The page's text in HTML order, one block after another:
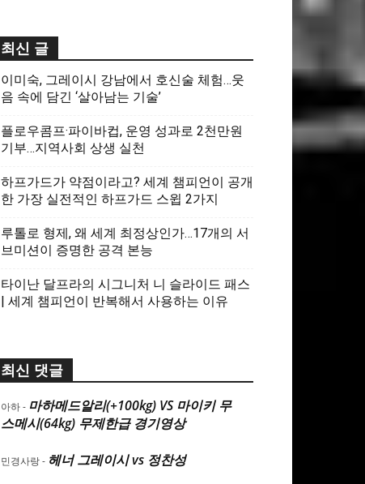
최신 글
이미숙, 그레이시 강남에서 호신술 체험…웃
음 속에 담긴 ‘살아남는 기술’
플로우콤프·파이바컵, 운영 성과로 2천만원
기부…지역사회 상생 실천
하프가드가 약점이라고? 세계 챔피언이 공개
한 가장 실전적인 하프가드 스윕 2가지
루톨로 형제, 왜 세계 최정상인가…17개의 서
브미션이 증명한 공격 본능
타이난 달프라의 시그니처 니 슬라이드 패스
| 세계 챔피언이 반복해서 사용하는 이유
최신 댓글
아하- 마하메드알리(+100kg) VS 마이키 무
스메시(64kg) 무제한급 경기영상
민경사랑- 헤너 그레이시 vs 정찬성